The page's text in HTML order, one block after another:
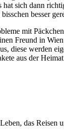
sich dann
besser
mit
Freund in
diese werden
aus der
das Reisen